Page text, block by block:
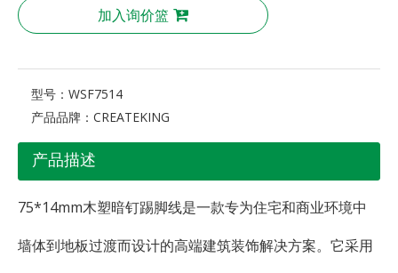
加入询价篮
型号： WSF7514
产品品牌： CREATEKING
产品描述
75*14mm木塑暗钉踢脚线是一款专为住宅和商业环境中
墙体到地板过渡而设计的高端建筑装饰解决方案。它采用